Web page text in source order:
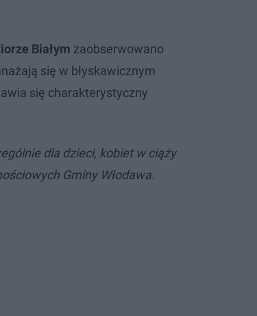
Białym zaobserwowano
się w błyskawicznym
się charakterystyczny
dla dzieci, kobiet w ciąży
Gminy Włodawa.